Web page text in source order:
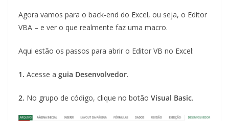
Agora vamos para o back-end do Excel, ou seja, o Editor
VBA – e ver o que realmente faz uma macro.
Aqui estão os passos para abrir o Editor VB no Excel:
1. Acesse a guia Desenvolvedor.
2. No grupo de código, clique no botão Visual Basic.